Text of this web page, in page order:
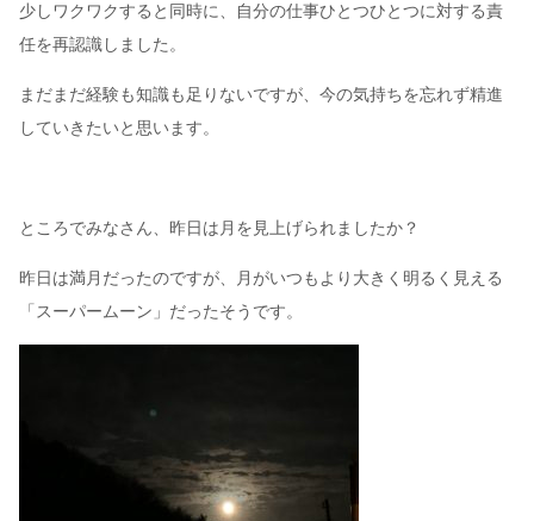
少しワクワクすると同時に、自分の仕事ひとつひとつに対する責
任を再認識しました。
まだまだ経験も知識も足りないですが、今の気持ちを忘れず精進
していきたいと思います。
ところでみなさん、昨日は月を見上げられましたか？
昨日は満月だったのですが、月がいつもより大きく明るく見える
「スーパームーン」だったそうです。